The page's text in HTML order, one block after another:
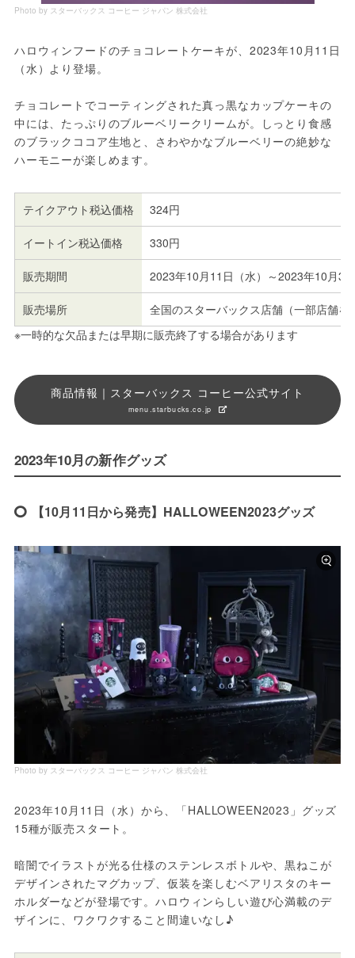
Photo by スターバックス コーヒー ジャパン 株式会社
ハロウィンフードのチョコレートケーキが、2023年10月11日
（水）より登場。
チョコレートでコーティングされた真っ黒なカップケーキの
中には、たっぷりのブルーベリークリームが。しっとり食感
のブラックココア生地と、さわやかなブルーベリーの絶妙な
ハーモニーが楽しめます。
テイクアウト税込価格 324円
イートイン税込価格 330円
販売期間 2023年10月11日（水）～2023年10月31
販売場所
全国のスターバックス店舗（一部店舗を
※一時的な欠品または早期に販売終了する場合があります
商品情報｜スターバックス コーヒー公式サイト
menu.starbucks.co.jp
2023年10月の新作グッズ
【10月11日から発売】HALLOWEEN2023グッズ
Photo by スターバックス コーヒー ジャパン 株式会社
2023年10月11日（水）から、「HALLOWEEN2023」グッズ
15種が販売スタート。
暗闇でイラストが光る仕様のステンレスボトルや、黒ねこが
デザインされたマグカップ、仮装を楽しむベアリスタのキー
ホルダーなどが登場です。ハロウィンらしい遊び心満載のデ
ザインに、ワクワクすること間違いなし♪